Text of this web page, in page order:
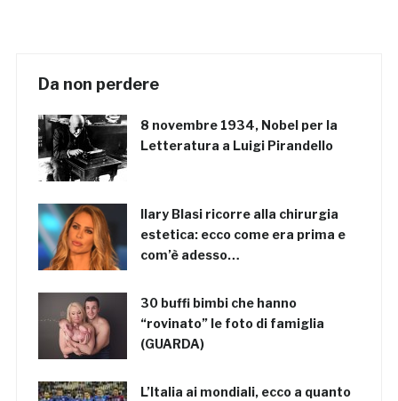
Da non perdere
8 novembre 1934, Nobel per la
Letteratura a Luigi Pirandello
Ilary Blasi ricorre alla chirurgia
estetica: ecco come era prima e
com’è adesso…
30 buffi bimbi che hanno
“rovinato” le foto di famiglia
(GUARDA)
L’Italia ai mondiali, ecco a quanto